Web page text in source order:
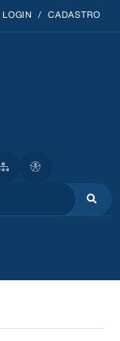
LOGIN / CADASTRO